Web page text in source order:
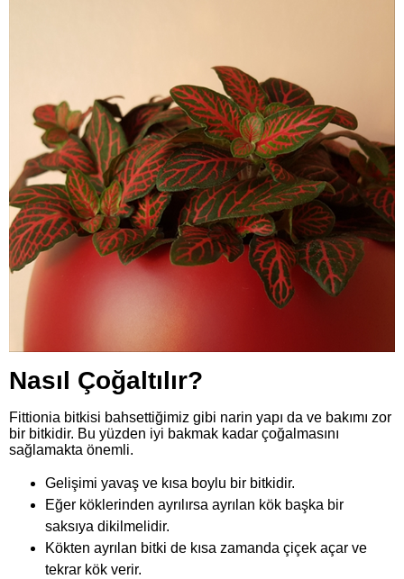
Nasıl Çoğaltılır?
Fittionia bitkisi bahsettiğimiz gibi narin yapı da ve bakımı zor
bir bitkidir. Bu yüzden iyi bakmak kadar çoğalmasını
sağlamakta önemli.
Gelişimi yavaş ve kısa boylu bir bitkidir.
Eğer köklerinden ayrılırsa ayrılan kök başka bir
saksıya dikilmelidir.
Kökten ayrılan bitki de kısa zamanda çiçek açar ve
tekrar kök verir.